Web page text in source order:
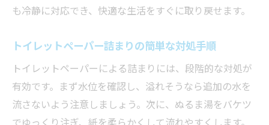
も冷静に対応でき、快適な生活をすぐに取り戻せます。
トイレットペーパー詰まりの簡単な対処手順
トイレットペーパーによる詰まりには、段階的な対処が
有効です。まず水位を確認し、溢れそうなら追加の水を
流さないよう注意しましょう。次に、ぬるま湯をバケツ
でゆっくり注ぎ、紙を柔らかくして流れやすくします。